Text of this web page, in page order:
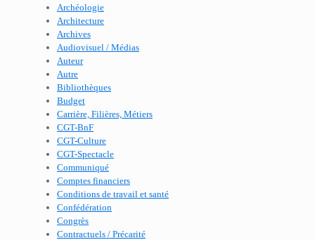
Archéologie
Architecture
Archives
Audiovisuel / Médias
Auteur
Autre
Bibliothèques
Budget
Carrière, Filières, Métiers
CGT-BnF
CGT-Culture
CGT-Spectacle
Communiqué
Comptes financiers
Conditions de travail et santé
Confédération
Congrès
Contractuels / Précarité